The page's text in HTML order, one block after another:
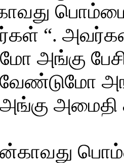
“.
அங்கு
அமைதி